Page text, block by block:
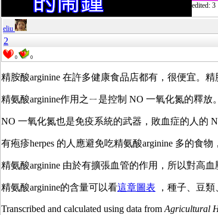
edited: 3
eliu
2
0 0
精胺酸arginine 在許多健康食品店都有，很便宜。 精
精氨酸arginine作用之ㄧ是控制 NO 一氧化氮的釋放。
NO 一氧化氮也是免疫系統的武器，敗血症的人的
有疱疹herpes 的人應避免吃精氨酸arginine 多的食物，
精氨酸arginine 由於有擴張血管的作用，所以對高
精氨酸arginine的含量可以看這章圖表 ，種子、豆類
Transcribed and calculated using data fromAgricultural